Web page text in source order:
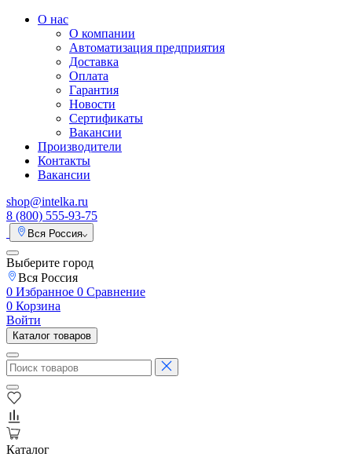
О нас
О компании
Автоматизация предприятия
Доставка
Оплата
Гарантия
Новости
Сертификаты
Вакансии
Производители
Контакты
Вакансии
shop@intelka.ru
8 (800) 555-93-75
Вся Россия
Выберите город
Вся Россия
0 Избранное 0 Сравнение
0 Корзина
Войти
Каталог товаров
Каталог